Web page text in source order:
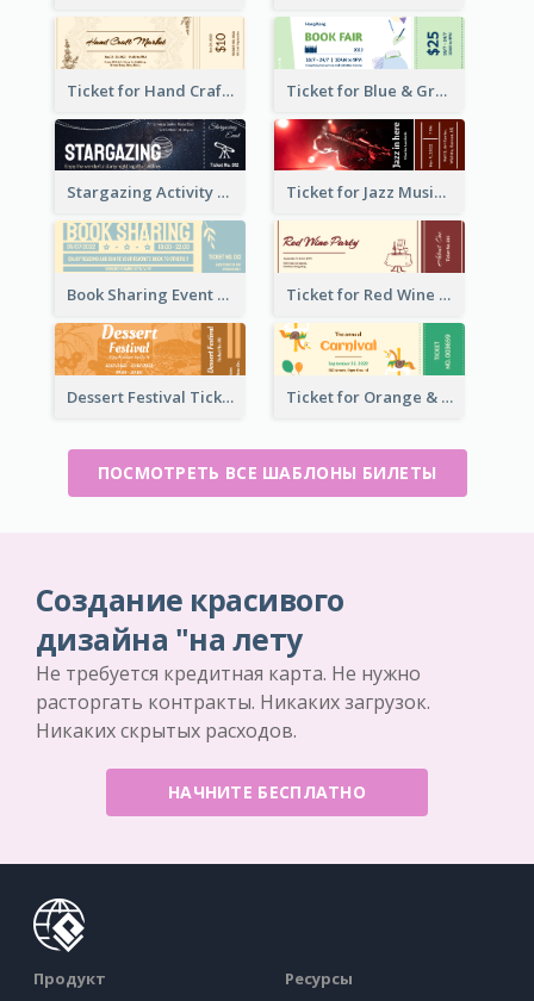
Ticket for Hand Craft Market Ticket for Blue & Green Book Fair
Stargazing Activity Ticket Ticket for Jazz Music Festival
Book Sharing Event Ticket Ticket for Red Wine Party
Dessert Festival Ticket With Details Ticket for Orange & Green Carnival
ПОСМОТРЕТЬ ВСЕ ШАБЛОНЫ БИЛЕТЫ
Создание красивого
дизайна "на лету
Не требуется кредитная карта. Не нужно
расторгать контракты. Никаких загрузок.
Никаких скрытых расходов.
НАЧНИТЕ БЕСПЛАТНО
Продукт Ресурсы